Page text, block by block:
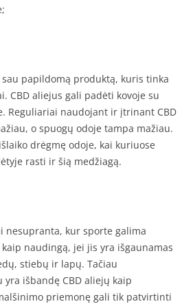
papildomą produktą, kuris tinka
CBD aliejus gali padėti kovoje su
Reguliariai naudojant ir įtrinant CBD
o spuogų odoje tampa mažiau.
drėgmę odoje, kai kuriuose
rasti ir šią medžiagą.
nesupranta, kur sporte galima
naudingą, jei jis yra išgaunamas
stiebų ir lapų. Tačiau
išbandę CBD aliejų kaip
priemonę gali tik patvirtinti